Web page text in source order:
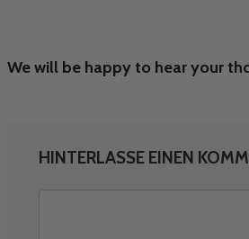
We will be happy to hear your
HINTERLASSE EINEN